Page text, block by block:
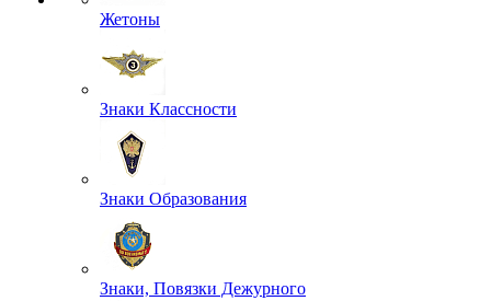
Жетоны
Знаки Классности
Знаки Образования
Знаки, Повязки Дежурного